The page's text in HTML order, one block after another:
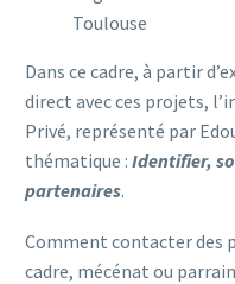
Toulouse
Dans ce cadre, à partir
direct avec ces projets,
Privé, représenté par
thématique : Identifier,
partenaires.
Comment contacter des
cadre, mécénat ou